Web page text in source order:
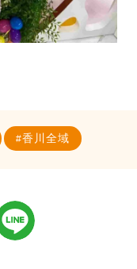
香川全域